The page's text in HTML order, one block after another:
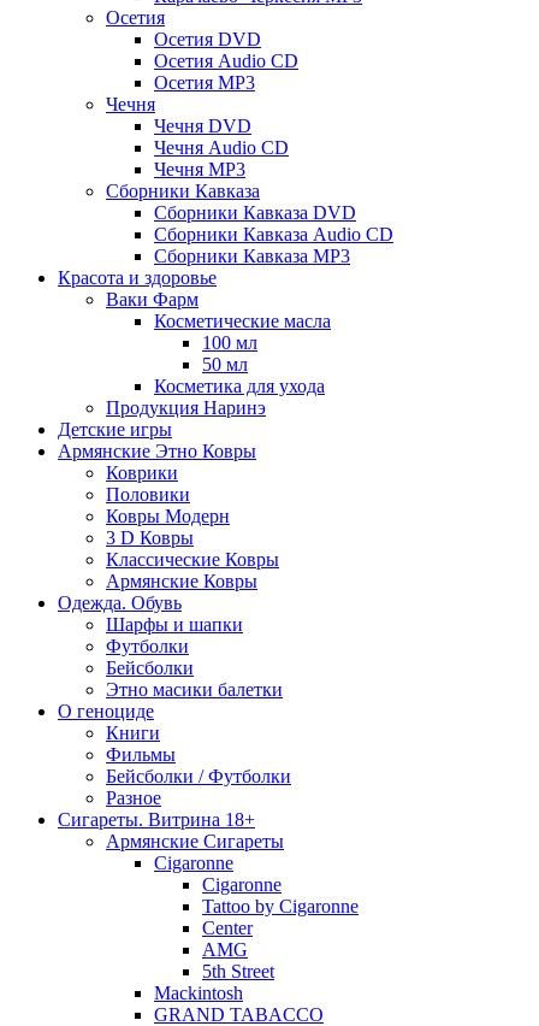
Осетия
Осетия DVD
Осетия Audio CD
Осетия MP3
Чечня
Чечня DVD
Чечня Audio CD
Чечня MP3
Сборники Кавказа
Сборники Кавказа DVD
Сборники Кавказа Audio CD
Сборники Кавказа MP3
Красота и здоровье
Ваки Фарм
Косметические масла
100 мл
50 мл
Косметика для ухода
Продукция Наринэ
Детские игры
Армянские Этно Ковры
Коврики
Половики
Ковры Модерн
3 D Ковры
Классические Ковры
Армянские Ковры
Одежда. Обувь
Шарфы и шапки
Футболки
Бейсболки
Этно масики балетки
О геноциде
Книги
Фильмы
Бейсболки / Футболки
Разное
Сигареты. Витрина 18+
Армянские Сигареты
Cigaronne
Cigaronne
Tattoo by Cigaronne
Center
AMG
5th Street
Mackintosh
GRAND TABACCO